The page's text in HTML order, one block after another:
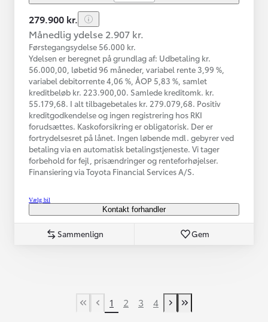
279.900 kr.
Månedlig ydelse 2.907 kr.
Førstegangsydelse 56.000 kr.
Ydelsen er beregnet på grundlag af: Udbetaling kr.
56.000,00, løbetid 96 måneder, variabel rente 3,99 %,
variabel debitorrente 4,06 %, ÅOP 5,83 %, samlet
kreditbeløb kr. 223.900,00. Samlede kreditomk. kr.
55.179,68. I alt tilbagebetales kr. 279.079,68. Positiv
kreditgodkendelse og ingen registrering hos RKI
forudsættes. Kaskoforsikring er obligatorisk. Der er
fortrydelsesret på lånet. Ingen løbende mdl. gebyrer ved
betaling via en automatisk betalingstjeneste. Vi tager
forbehold for fejl, prisændringer og renteforhøjelser.
Finansiering via Toyota Financial Services A/S.
Vælg bil
Kontakt forhandler
Sammenlign Gem
First Page
Tidligere side
1 2 3 4
Næste side
Last Page